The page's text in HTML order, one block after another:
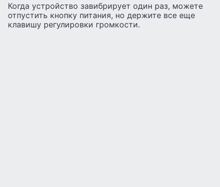
Когда устройство завибрирует один раз, можете
отпустить кнопку питания, но держите все еще
клавишу регулировки громкости.